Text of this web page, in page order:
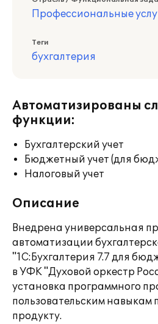
Профессиональные
Теги
бухгалтерия
Автоматизированы
функции:
Бухгалтерский учет
Бюджетный учет (для
Налоговый учет
Описание
Внедрена универсальная
автоматизации
"1C:Бухгалтерия 7.7 для
в УФК "Духовой оркестр
установка программного
пользовательским навыкам
продукту.